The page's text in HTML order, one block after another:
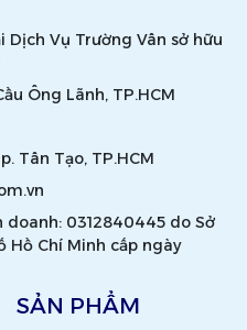
Dịch Vụ Trường Vân sở hữu
Ông Lãnh, TP.HCM
Tân Tạo, TP.HCM
doanh: 0312840445 do Sở
Hồ Chí Minh cấp ngày
SẢN PHẨM